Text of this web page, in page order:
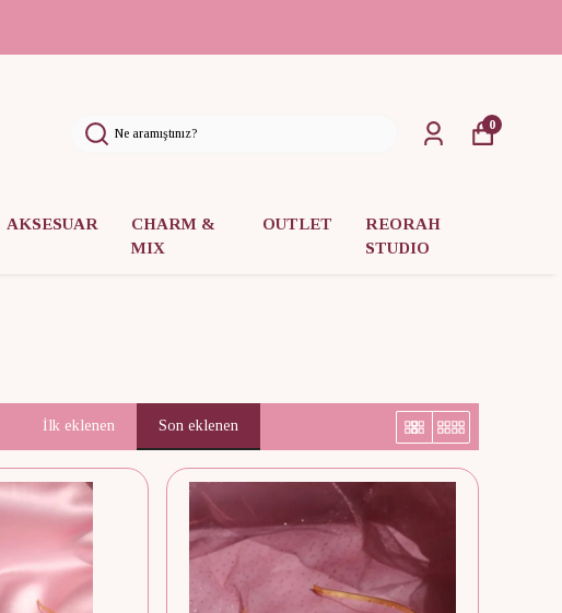
AKSESUAR
CHARM &
MIX
OUTLET
REORAH
STUDIO
0
İlk eklenen Son eklenen